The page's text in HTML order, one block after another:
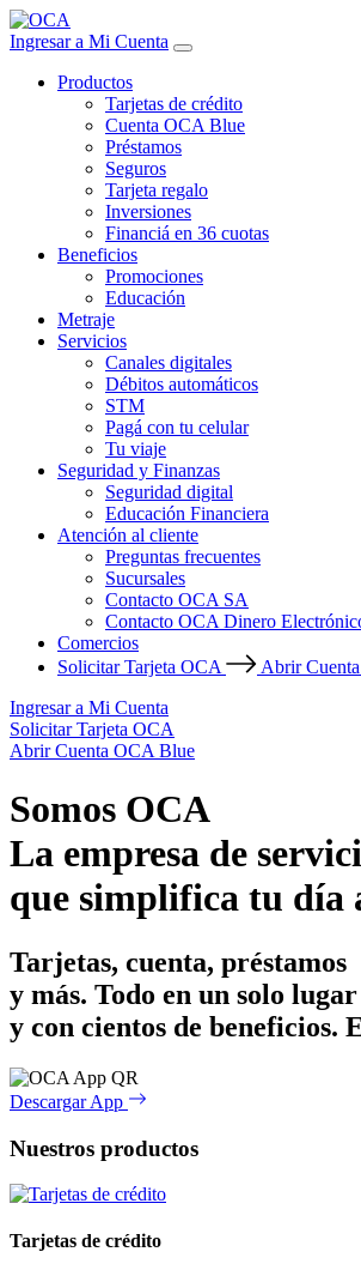
Ingresar a Mi Cuenta
Productos
Tarjetas de crédito
Cuenta OCA Blue
Préstamos
Seguros
Tarjeta regalo
Inversiones
Financiá en 36 cuotas
Beneficios
Promociones
Educación
Metraje
Servicios
Canales digitales
Débitos automáticos
STM
Pagá con tu celular
Tu viaje
Seguridad y Finanzas
Seguridad digital
Educación Financiera
Atención al cliente
Preguntas frecuentes
Sucursales
Contacto OCA SA
Contacto OCA Dinero
Comercios
Solicitar Tarjeta OCA
Abrir
Ingresar a Mi Cuenta
Solicitar Tarjeta OCA
Abrir Cuenta OCA Blue
Somos OCA
La empresa de
que simplifica tu día
Tarjetas, cuenta, préstamos
y más. Todo en un solo lugar
y con cientos de beneficios.
Descargar App
Nuestros productos
Tarjetas de crédito